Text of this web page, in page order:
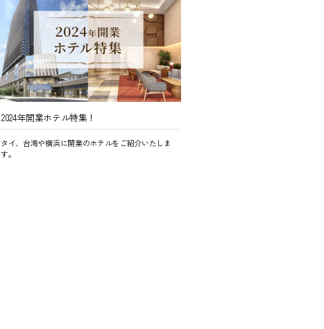
2024年開業ホテル特集！
タイ、台湾や横浜に開業のホテルをご紹介いたしま
す。